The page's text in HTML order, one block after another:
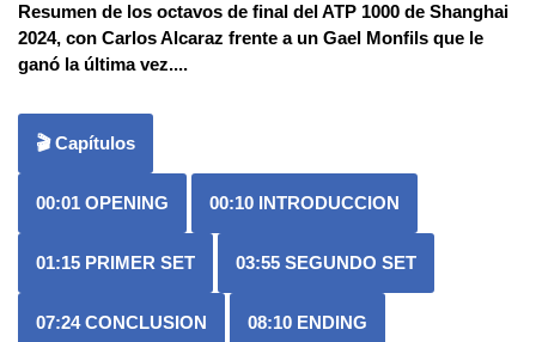
Resumen de los octavos de final del ATP 1000 de Shanghai
2024, con Carlos Alcaraz frente a un Gael Monfils que le
ganó la última vez....
🎬 Capítulos
00:01 OPENING 00:10 INTRODUCCION
01:15 PRIMER SET 03:55 SEGUNDO SET
07:24CONCLUSION 08:10 ENDING